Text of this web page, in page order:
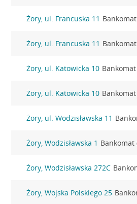
Żory, ul. Francuska 11
Żory, ul. Francuska 11
Żory, ul. Katowicka 10
Żory, ul. Katowicka 10
Żory, ul. Wodzisławska 11
Żory, Wodzisławska 1 Bankomat
Żory, Wodzisławska 272C
Żory, Wojska Polskiego 25